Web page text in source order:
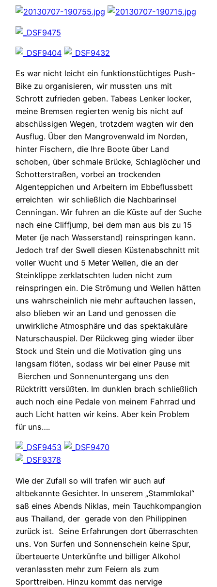
Es war nicht leicht ein funktionstüchtiges Push-
Bike zu organisieren, wir mussten uns mit
Schrott zufrieden geben. Tabeas Lenker locker,
meine Bremsen regierten wenig bis nicht auf
abschüssigen Wegen, trotzdem wagten wir den
Ausflug. Über den Mangrovenwald im Norden,
hinter Fischern, die Ihre Boote über Land
schoben, über schmale Brücke, Schlaglöcher und
Schotterstraßen, vorbei an trockenden
Algenteppichen und Arbeitern im Ebbeflussbett
erreichten wir schließlich die Nachbarinsel
Cenningan. Wir fuhren an die Küste auf der Suche
nach eine Cliffjump, bei dem man aus bis zu 15
Meter (je nach Wasserstand) reinspringen kann.
Jedoch traf der Swell diesen Küstenabschnitt mit
voller Wucht und 5 Meter Wellen, die an der
Steinklippe zerklatschten luden nicht zum
reinspringen ein. Die Strömung und Wellen hätten
uns wahrscheinlich nie mehr auftauchen lassen,
also blieben wir an Land und genossen die
unwirkliche Atmosphäre und das spektakuläre
Naturschauspiel. Der Rückweg ging wieder über
Stock und Stein und die Motivation ging uns
langsam flöten, sodass wir bei einer Pause mit
Bierchen und Sonnenuntergang uns den
Rücktritt versüßten. Im dunklen brach schließlich
auch noch eine Pedale von meinem Fahrrad und
auch Licht hatten wir keins. Aber kein Problem
für uns….
Wie der Zufall so will trafen wir auch auf
altbekannte Gesichter. In unserem „Stammlokal“
saß eines Abends Niklas, mein Tauchkompangion
aus Thailand, der gerade von den Philippinen
zurück ist. Seine Erfahrungen dort überraschten
uns. Von Surfen und Sonnenschein keine Spur,
überteuerte Unterkünfte und billiger Alkohol
veranlassten mehr zum Feiern als zum
Sporttreiben. Hinzu kommt das nervige